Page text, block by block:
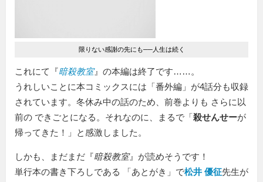
限りない感謝の先にも──人生は続く
これにて『暗殺教室』の本編は終了です……。
うれしいことに本コミックスには「番外編」が4話分も収録
されています。冬休み中の話のため、前巻よりも さらに以
前の できごとになる。それなのに、まるで「殺せんせーが
帰ってきた！」と感激しました。
しかも、まだまだ『暗殺教室』が読めそうです！
単行本の書き下ろしである
あとがき で松井 優征先生が